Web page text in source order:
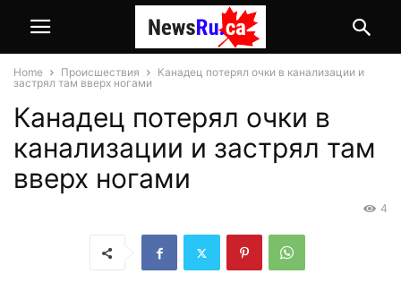
Home Происшествия
Канадец потерял очки в канализации и
застрял там вверх ногами
Канадец потерял очки в
канализации и застрял там
вверх ногами
4